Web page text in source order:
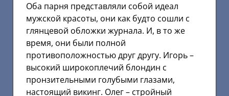
Оба парня представляли собой идеал
мужской красоты, они как будто сошли с
глянцевой обложки журнала. И, в то же
время, они были полной
противоположностью друг другу. Игорь –
высокий широкоплечий блондин с
пронзительными голубыми глазами,
настоящий викинг. Олег – стройный